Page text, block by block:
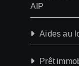
AIP
Aides au
Prêt